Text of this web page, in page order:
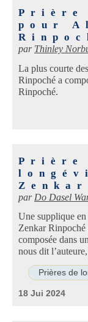
Prière
pour
par Thinley
La plus courte
Rinpoché a
Rinpoché.
Prière
parDo Dasel
Une supplique
Zenkar Rinpoché
composée dans
nous dit
Prières de
18 Jui 2024